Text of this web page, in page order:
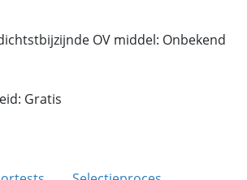
OV middel: Onbekend
Gratis